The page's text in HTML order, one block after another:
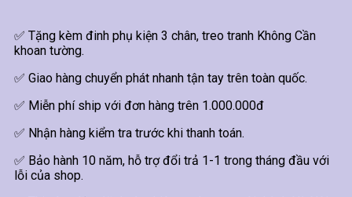
✅ Tặng kèm đinh phụ kiện 3 chân, treo tranh Không Cần
khoan tường.
✅ Giao hàng chuyển phát nhanh tận tay trên toàn quốc.
✅ Miễn phí ship với đơn hàng trên 1.000.000đ
✅ Nhận hàng kiểm tra trước khi thanh toán.
✅ Bảo hành 10 năm, hỗ trợ đổi trả 1-1 trong tháng đầu với
lỗi của shop.